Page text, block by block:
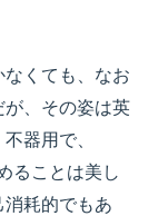
くても、なお
、その姿は英
器用で、
ることは美し
耗的でもあ